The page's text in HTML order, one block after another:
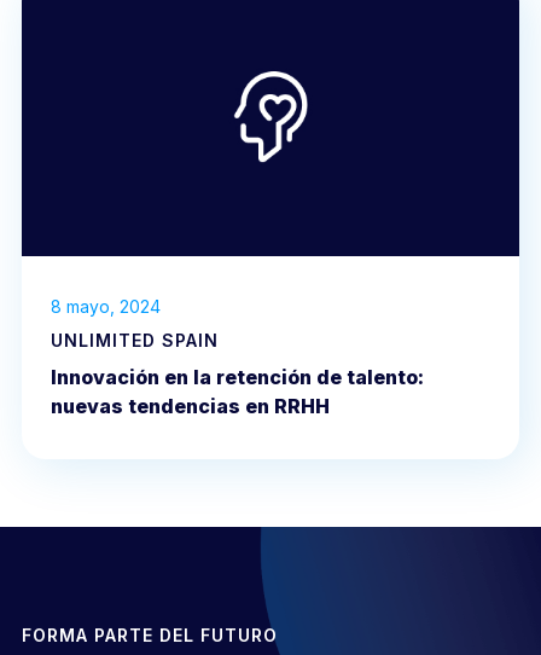
8 mayo, 2024
UNLIMITED SPAIN
Innovación en la retención de talento:
nuevas tendencias en RRHH
FORMA PARTE DEL FUTURO